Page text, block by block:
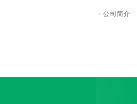
· 公司简介